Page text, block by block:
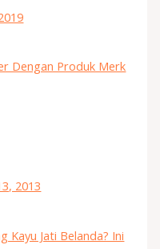
Dengan Produk Merk
2013
Kayu Jati Belanda? Ini